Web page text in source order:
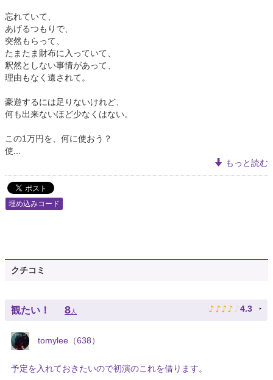
忘れていて、
あげるつもりで、
突然もらって、
たまたま財布に入っていて、
釈然としない事情があって、
理由もなく遺されて。
豪遊するには足りないけれど、
何も出来ないほど少なくはない。
この1万円を、何に使おう？
使...
もっと読む
埋め込みコード
クチコミ
観たい！ 8人 ♪ ♪ ♪ ♪ ♪ 4.3
tomylee（638）
予定を入れておきたいので初演のこれを借ります。